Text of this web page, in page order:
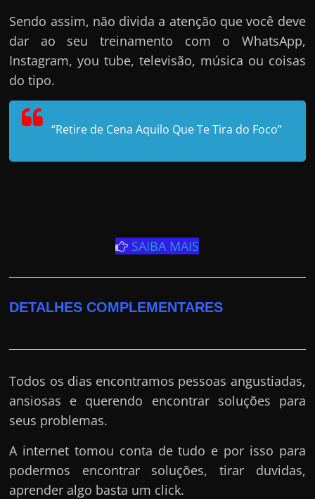
Sendo assim, não divida a atenção que você deve
dar ao seu treinamento com o WhatsApp,
Instagram, you tube, televisão, música ou coisas
do tipo.
“Retire de Cena Aquilo Que Te Tira do Foco”
SAIBA MAIS
DETALHES COMPLEMENTARES
Todos os dias encontramos pessoas angustiadas,
ansiosas e querendo encontrar soluções para
seus problemas.
A internet tomou conta de tudo e por isso para
podermos encontrar soluções, tirar duvidas,
aprender algo basta um click.